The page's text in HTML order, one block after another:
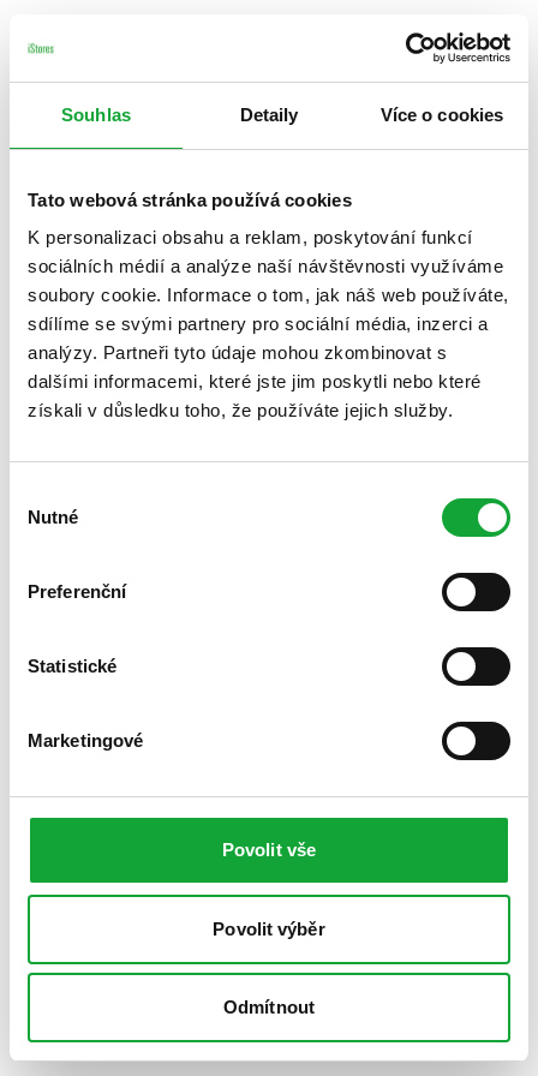
Souhlas Detaily Více o cookies
Tato webová stránka používá cookies
K personalizaci obsahu a reklam, poskytování funkcí
sociálních médií a analýze naší návštěvnosti využíváme
soubory cookie. Informace o tom, jak náš web používáte,
sdílíme se svými partnery pro sociální média, inzerci a
analýzy. Partneři tyto údaje mohou zkombinovat s
dalšími informacemi, které jste jim poskytli nebo které
získali v důsledku toho, že používáte jejich služby.
souhlasu
Nutné
Preferenční
Statistické
Marketingové
Povolit vše
Povolit výběr
Odmítnout